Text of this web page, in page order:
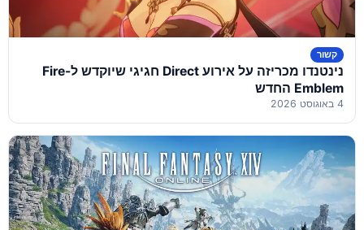
קשור
נינטנדו מכריזה על אירוע Direct חגיגי שיוקדש ל-Fire
Emblem החדש
4 באוגוסט 2026